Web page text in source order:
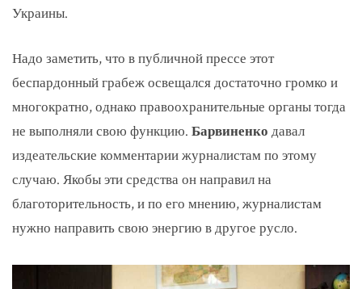
Украины.
Надо заметить, что в публичной прессе этот
беспардонный грабеж освещался достаточно громко и
многократно, однако правоохранительные органы тогда
не выполняли свою функцию. Барвиненко давал
издеательские комментарии журналистам по этому
случаю. Якобы эти средства он направил на
благоторительность, и по его мнению, журналистам
нужно направить свою энергию в другое русло.